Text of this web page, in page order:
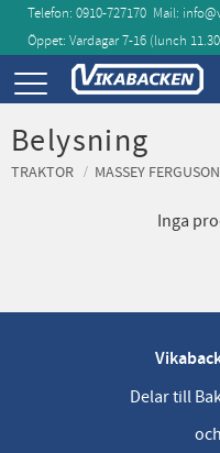
Meny
Telefon: 0910-727170 Mail:
Öppet: Vardagar 7-16 (lunch
Belysning
TRAKTOR MASSEY FERGUSON
Inga
Delar till